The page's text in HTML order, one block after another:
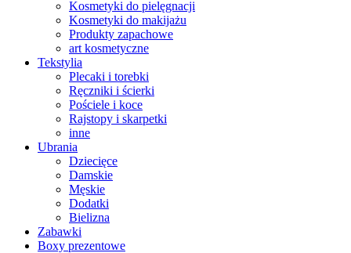
Kosmetyki do pielęgnacji
Kosmetyki do makijażu
Produkty zapachowe
art kosmetyczne
Tekstylia
Plecaki i torebki
Ręczniki i ścierki
Pościele i koce
Rajstopy i skarpetki
inne
Ubrania
Dziecięce
Damskie
Męskie
Dodatki
Bielizna
Zabawki
Boxy prezentowe